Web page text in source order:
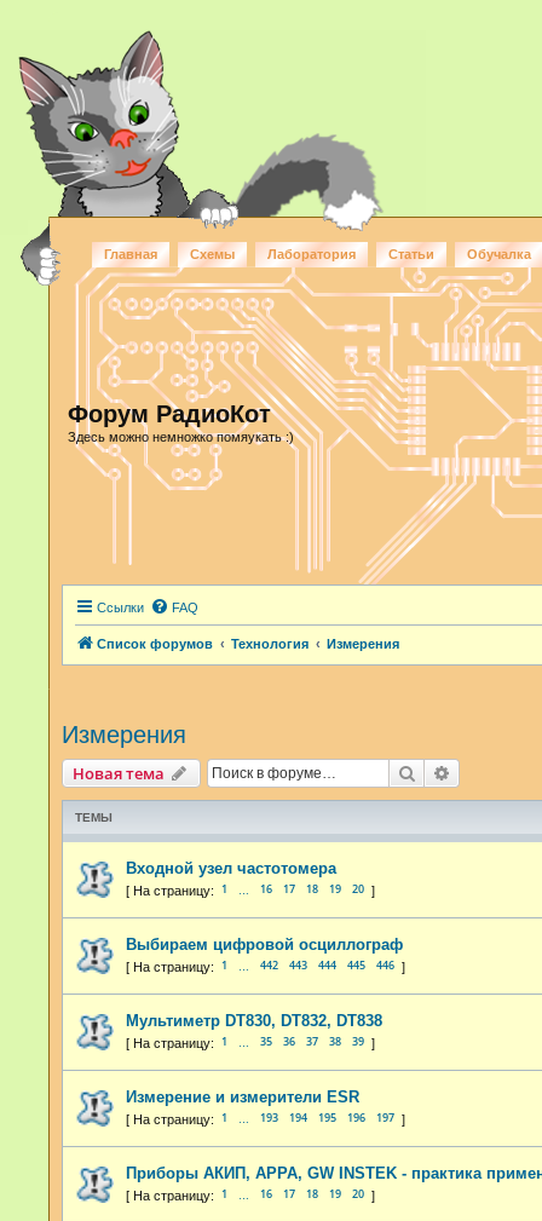
Главная Схемы Лаборатория Статьи Обучалка
Форум РадиоКот
Здесь можно немножко помяукать :)
Ссылки FAQ
Список форумов Технология Измерения
Измерения
Новая тема Поиск
ТЕМЫ
Входной узел частотомера
1 16 17 18 19 20
Выбираем цифровой осциллограф
1 442 443 444 445 446
Мультиметр DT830, DT832, DT838
1 35 36 37 38 39
Измерение и измерители ESR
1 193 194 195 196 197
Приборы АКИП, APPA, GW INSTEK - практика
1 16 17 18 19 20